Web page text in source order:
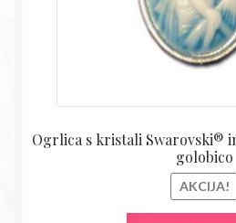
Ogrlica s kristali Swarovski®
golobico
AKCIJA!